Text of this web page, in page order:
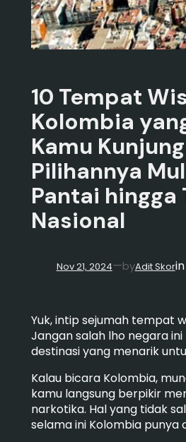
10 Tempat
Kolombia
Kamu
Pilihannya
Pantai hingga
Nasional
Nov 21, 2024—byAdit Skorin
Yuk, intip sejumah tempat
Jangan salah lho negara
destinasi yang menarik
Kalau bicara Kolombia,
kamu langsung berpikir
narkotika. Hal yang tidak
selama ini Kolombia punya